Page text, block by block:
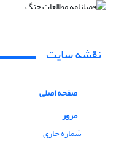
نقشه سایت
صفحه اصلی
مرور
شماره جاری